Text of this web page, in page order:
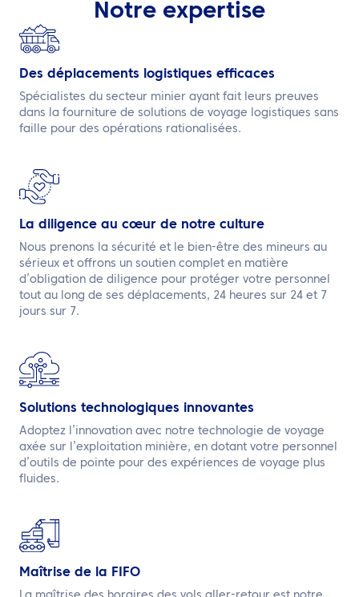
Notre expertise
Des déplacements logistiques efficaces
Spécialistes du secteur minier ayant fait leurs preuves
dans la fourniture de solutions de voyage logistiques sans
faille pour des opérations rationalisées.
La diligence au cœur de notre culture
Nous prenons la sécurité et le bien-être des mineurs au
sérieux et offrons un soutien complet en matière
d’obligation de diligence pour protéger votre personnel
tout au long de ses déplacements, 24 heures sur 24 et 7
jours sur 7.
Solutions technologiques innovantes
Adoptez l’innovation avec notre technologie de voyage
axée sur l’exploitation minière, en dotant votre personnel
d’outils de pointe pour des expériences de voyage plus
fluides.
Maîtrise de la FIFO